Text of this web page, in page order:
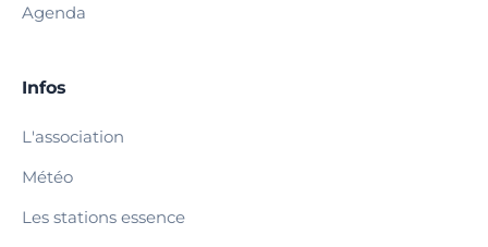
Agenda
Infos
L'association
Météo
Les stations essence